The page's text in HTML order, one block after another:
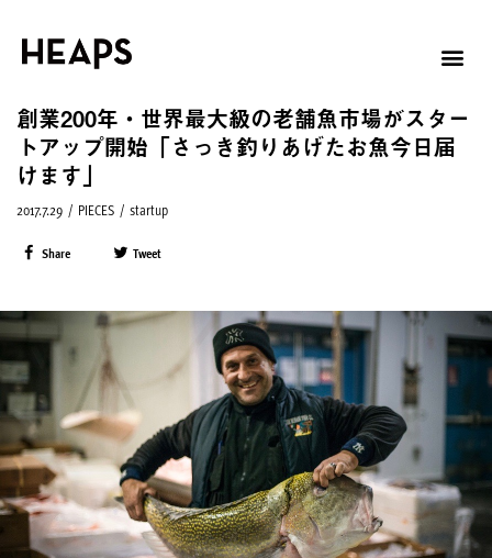
創業200年・世界最大級の老舗魚市場がスター
トアップ開始「さっき釣りあげたお魚今日届
けます」
2017.7.29 / PIECES / startup
Share Tweet